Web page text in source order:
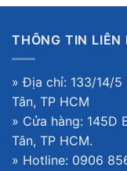
THÔNG TIN LIÊN
» Địa chỉ: 133/14/5
Tân, TP HCM
» Cửa hàng: 145D
Tân, TP HCM.
» Hotline: 0906